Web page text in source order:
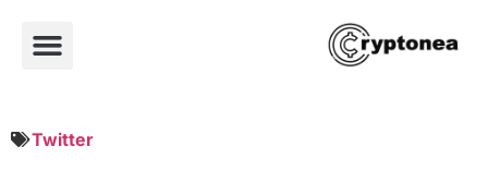
Twitter